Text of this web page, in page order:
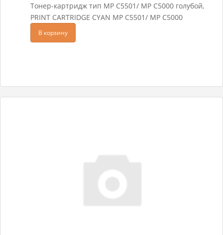
Тонер-картридж тип MP C5501/ MP C5000 голубой,
PRINT CARTRIDGE CYAN MP C5501/ MP C5000
В корзину